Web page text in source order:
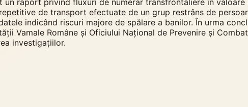
de transport efectuate de un grup restrâns de
indicând riscuri majore de spălare a banilor. În urma
Vamale Române și Oficiului Național de Prevenire și
investigațiilor.